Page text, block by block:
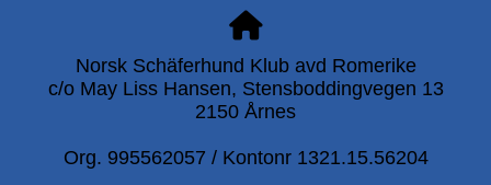
Norsk Schäferhund Klub avd Romerike
c/o May Liss Hansen, Stensboddingvegen 13
2150 Årnes
Org. 995562057 / Kontonr 1321.15.56204